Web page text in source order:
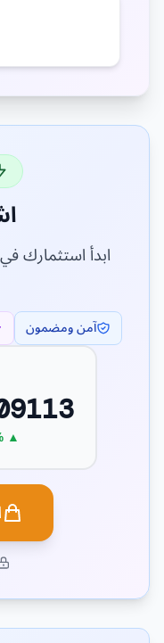
ابدأ استثمارك
آمن ومضمون
▲ 0.03% (24 ساعة)